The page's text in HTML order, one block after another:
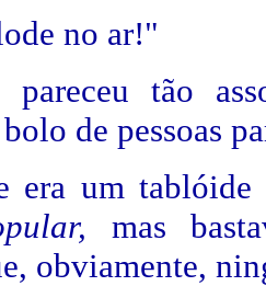
no ar!"
tão
de pessoas
era um
mas
obviamente,